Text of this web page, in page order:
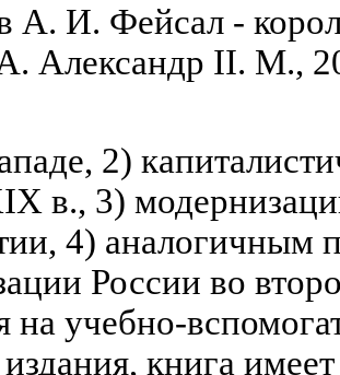
А. И. Фейсал -
Александр II. М.,
2)
в., 3)
4) аналогичным
России во
на учебно-
книга